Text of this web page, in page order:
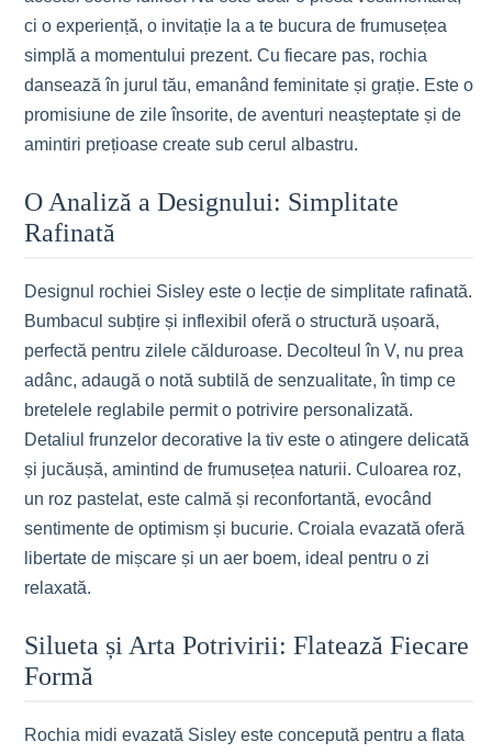
ci o experiență, o invitație la a te bucura de frumusețea
simplă a momentului prezent. Cu fiecare pas, rochia
dansează în jurul tău, emanând feminitate și grație. Este o
promisiune de zile însorite, de aventuri neașteptate și de
amintiri prețioase create sub cerul albastru.
O Analiză a Designului: Simplitate
Rafinată
Designul rochiei Sisley este o lecție de simplitate rafinată.
Bumbacul subțire și inflexibil oferă o structură ușoară,
perfectă pentru zilele călduroase. Decolteul în V, nu prea
adânc, adaugă o notă subtilă de senzualitate, în timp ce
bretelele reglabile permit o potrivire personalizată.
Detaliul frunzelor decorative la tiv este o atingere delicată
și jucăușă, amintind de frumusețea naturii. Culoarea roz,
un roz pastelat, este calmă și reconfortantă, evocând
sentimente de optimism și bucurie. Croiala evazată oferă
libertate de mișcare și un aer boem, ideal pentru o zi
relaxată.
Silueta și Arta Potrivirii: Flatează Fiecare
Formă
Rochia midi evazată Sisley este concepută pentru a flata